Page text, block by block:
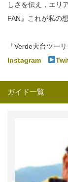
しさを伝え，エリ
FAN』これが私の
「Verde大台ツー
Instagram
ガイド一覧